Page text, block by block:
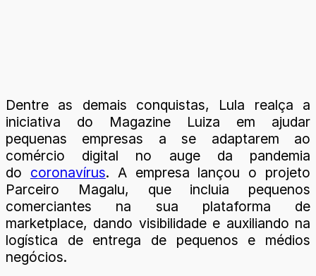
Dentre as demais conquistas, Lula realça a
iniciativa do Magazine Luiza em ajudar
pequenas empresas a se adaptarem ao
comércio digital no auge da pandemia
do coronavírus. A empresa lançou o projeto
Parceiro Magalu, que incluia pequenos
comerciantes na sua plataforma de
marketplace, dando visibilidade e auxiliando na
logística de entrega de pequenos e médios
negócios.